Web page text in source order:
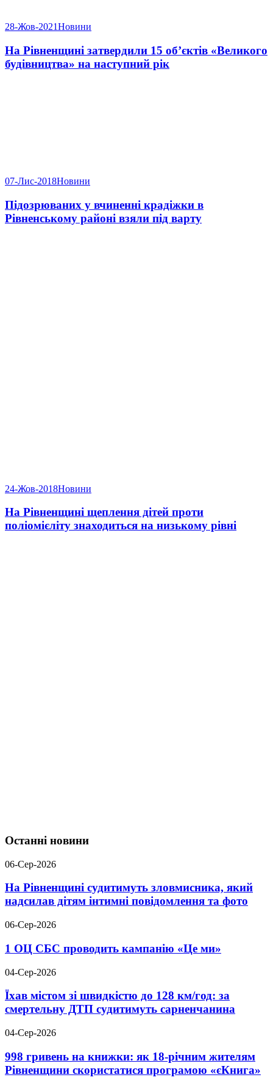
28-Жов-2021Новини
На Рівненщині затвердили 15 об’єктів «Великого
будівництва» на наступний рік
07-Лис-2018Новини
Підозрюваних у вчиненні крадіжки в
Рівненському районі взяли під варту
24-Жов-2018Новини
На Рівненщині щеплення дітей проти
поліомієліту знаходиться на низькому рівні
Останні новини
06-Сер-2026
На Рівненщині судитимуть зловмисника, який
надсилав дітям інтимні повідомлення та фото
06-Сер-2026
1 ОЦ СБС проводить кампанію «Це ми»
04-Сер-2026
Їхав містом зі швидкістю до 128 км/год: за
смертельну ДТП судитимуть сарненчанина
04-Сер-2026
998 гривень на книжки: як 18-річним жителям
Рівненщини скористатися програмою «єКнига»